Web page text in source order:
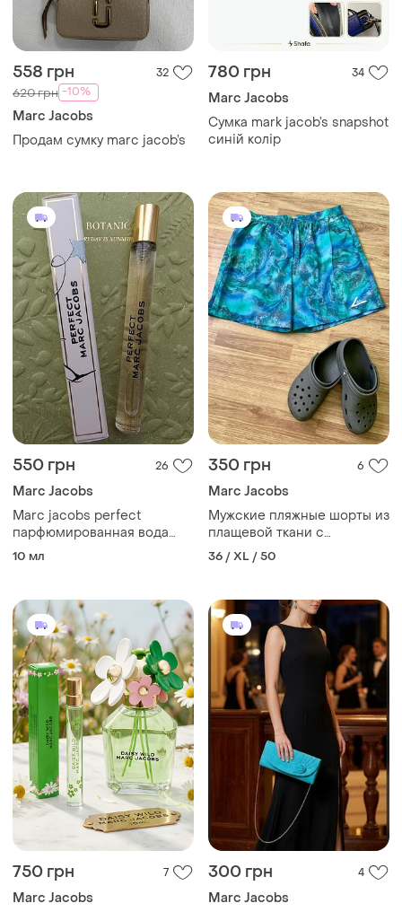
558 грн 32
620 грн -10%
Marc Jacobs
Продам сумку marc jacob’s
780 грн 34
Marc Jacobs
Сумка mark jacob’s snapshot
синій колір
550 грн 26
Marc Jacobs
Marc jacobs perfect
парфюмированная вода
для женщин 10ml без
10 мл
350 грн 6
Marc Jacobs
Мужские пляжные шорты из
плащевой ткани с
подкладкой jahco
(швейцария)
36 / XL / 50
750 грн 7
Marc Jacobs
300 грн 4
Marc Jacobs